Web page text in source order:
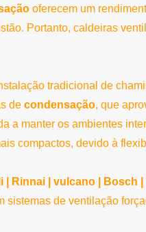
oferecem um
Portanto, caldeiras
tradicional de
de condensação, que
a manter os ambientes
compactos, devido à
Rinnai | vulcano | Bosch |
sistemas de ventilação